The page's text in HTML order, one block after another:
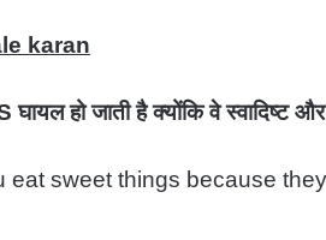
karan
हो जाती है क्योंकि वे स्वादिष्ट
eat sweet things because